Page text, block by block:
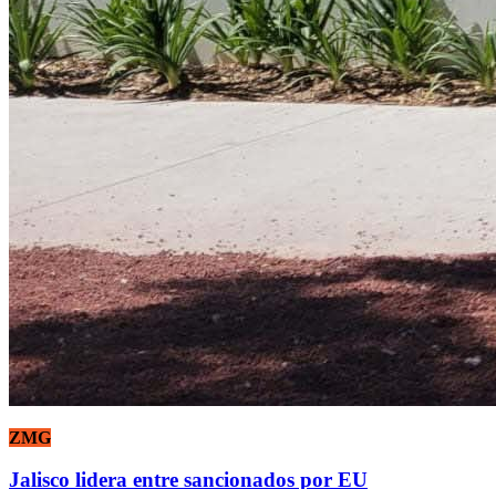
ZMG
Jalisco lidera entre sancionados por EU